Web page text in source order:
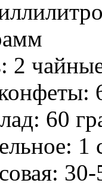
2
60